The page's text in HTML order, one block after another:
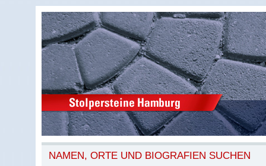
NAMEN, ORTE UND BIOGRAFIEN SUCHEN